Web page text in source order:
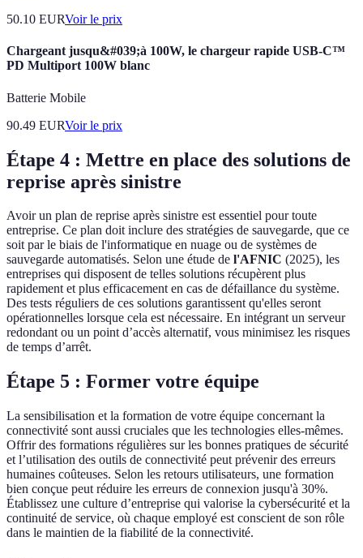
50.10 EURVoir le prix
Chargeant jusqu&#039;à 100W, le chargeur rapide USB-C™
PD Multiport 100W blanc
Batterie Mobile
90.49 EURVoir le prix
Étape 4 : Mettre en place des solutions de
reprise après sinistre
Avoir un plan de reprise après sinistre est essentiel pour toute
entreprise. Ce plan doit inclure des stratégies de sauvegarde, que ce
soit par le biais de l'informatique en nuage ou de systèmes de
sauvegarde automatisés. Selon une étude de l'AFNIC (2025), les
entreprises qui disposent de telles solutions récupèrent plus
rapidement et plus efficacement en cas de défaillance du système.
Des tests réguliers de ces solutions garantissent qu'elles seront
opérationnelles lorsque cela est nécessaire. En intégrant un serveur
redondant ou un point d’accès alternatif, vous minimisez les risques
de temps d’arrêt.
Étape 5 : Former votre équipe
La sensibilisation et la formation de votre équipe concernant la
connectivité sont aussi cruciales que les technologies elles-mêmes.
Offrir des formations régulières sur les bonnes pratiques de sécurité
et l’utilisation des outils de connectivité peut prévenir des erreurs
humaines coûteuses. Selon les retours utilisateurs, une formation
bien conçue peut réduire les erreurs de connexion jusqu'à 30%.
Établissez une culture d’entreprise qui valorise la cybersécurité et la
continuité de service, où chaque employé est conscient de son rôle
dans le maintien de la fiabilité de la connectivité.